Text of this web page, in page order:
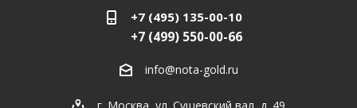
+7 (495) 135-00-10
+7 (499) 550-00-66
info@nota-gold.ru
г. Москва, ул. Сущевский вал, д. 49